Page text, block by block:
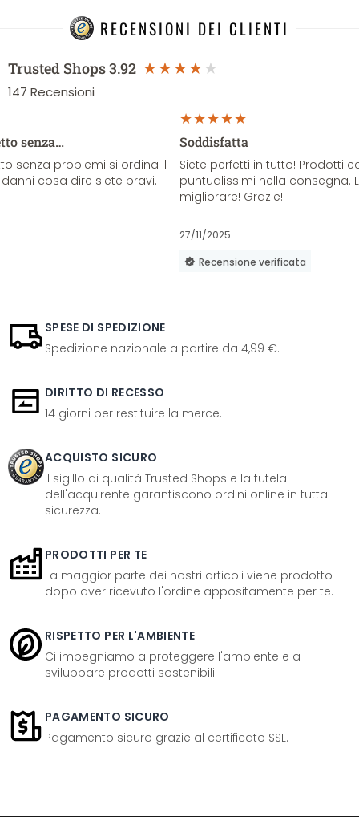
RECENSIONI DEI CLIENTI
Trusted Shops3.92
147 Recensioni
senza…
senza problemi si ordina il
cosa dire siete bravi.
Soddisfatta
Siete perfetti in tutto! Prodotti
puntualissimi nella consegna.
migliorare! Grazie!
27/11/2025
Recensione verificata
SPESE DI SPEDIZIONE
Spedizione nazionale a partire da 4,99 €.
DIRITTO DI RECESSO
14 giorni per restituire la merce.
ACQUISTO SICURO
Il sigillo di qualità Trusted Shops e la tutela
dell'acquirente garantiscono ordini online in tutta
sicurezza.
PRODOTTI PER TE
La maggior parte dei nostri articoli viene prodotto
dopo aver ricevuto l'ordine appositamente per te.
RISPETTO PER L'AMBIENTE
Ci impegniamo a proteggere l'ambiente e a
sviluppare prodotti sostenibili.
PAGAMENTO SICURO
Pagamento sicuro grazie al certificato SSL.